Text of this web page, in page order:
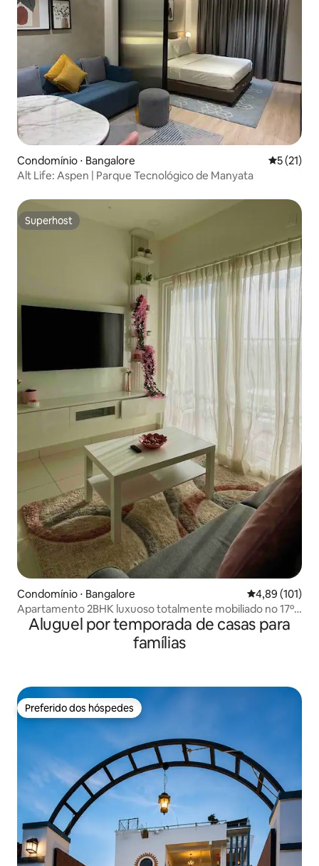
Condomínio ⋅ Bangalore 5 de uma
5 (21)
Alt Life: Aspen | Parque Tecnológico de Manyata
Superhost
Superhost
Condomínio ⋅ Bangalore 4,89 de uma
4,89 (101)
Apartamento 2BHK luxuoso totalmente mobiliado no 17º
andar
Aluguel por temporada de casas para
famílias
Preferido dos hóspedes
Preferido dos hóspedes